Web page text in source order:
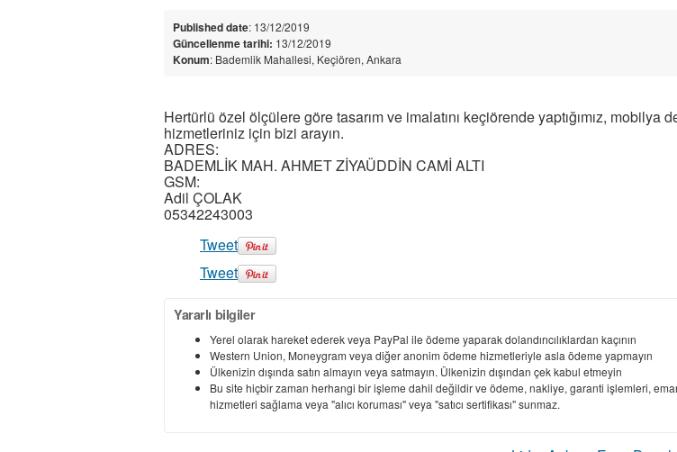
Published date: 13/12/2019
Güncellenme tarihi: 13/12/2019
Konum: Bademlik Mahallesi, Keçiören, Ankara
Hertürlü özel ölçülere göre tasarım ve imalatını keçiörende yaptığımız, mobilya
hizmetleriniz için bizi arayın.
ADRES:
BADEMLİK MAH. AHMET ZİYAÜDDİN CAMİ ALTI
GSM:
Adil ÇOLAK
05342243003
Tweet
Tweet
Yararlı bilgiler
Yerel olarak hareket ederek veya PayPal ile ödeme yaparak dolandırıcılıklardan kaçının
Western Union, Moneygram veya diğer anonim ödeme hizmetleriyle asla ödeme yapmayın
Ülkenizin dışında satın almayın veya satmayın. Ülkenizin dışından çek kabul etmeyin
Bu site hiçbir zaman herhangi bir işleme dahil değildir ve ödeme, nakliye, garanti işlemleri,
hizmetleri sağlama veya "alıcı koruması" veya "satıcı sertifikası" sunmaz.